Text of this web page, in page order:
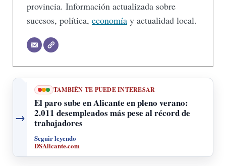
provincia. Información actualizada sobre
sucesos, política, economía y actualidad local.
→
TAMBIÉN TE PUEDE INTERESAR
El paro sube en Alicante en pleno verano:
2.011 desempleados más pese al récord de
trabajadores
Seguir leyendo
DSAlicante.com